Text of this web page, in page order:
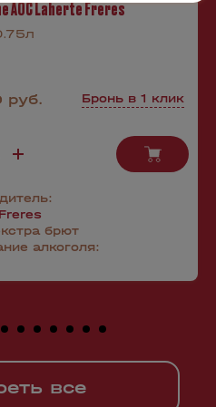
AOС Laherte Freres
руб. Бронь в 1 клик
брют
алкоголя:
все